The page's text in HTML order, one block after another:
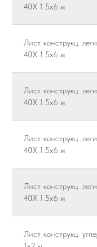
40Х 1.5х6 м
Лист конструкц.
40Х 1.5х6 м
Лист конструкц.
40Х 1.5х6 м
Лист конструкц.
40Х 1.5х6 м
Лист конструкц.
40Х 1.5х6 м
Лист конструкц.